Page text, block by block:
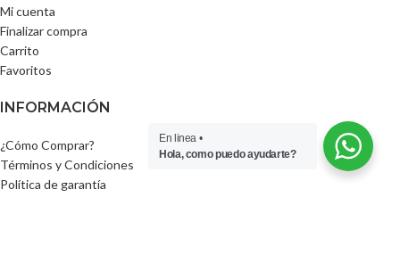
Mi cuenta
Finalizar compra
Carrito
Favoritos
INFORMACIÓN
¿Cómo Comprar?
Términos y Condiciones
Política de garantía
En linea •
Hola, como puedo ayudarte?